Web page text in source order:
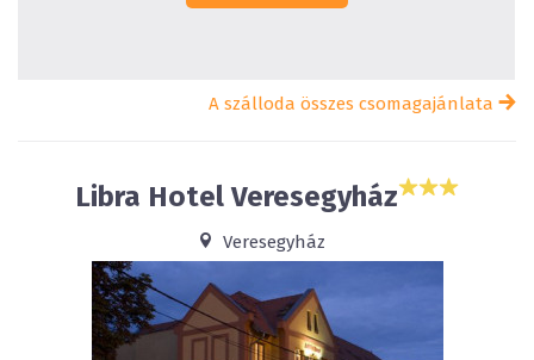
A szálloda összes csomagajánlata
Libra Hotel Veresegyház
Veresegyház